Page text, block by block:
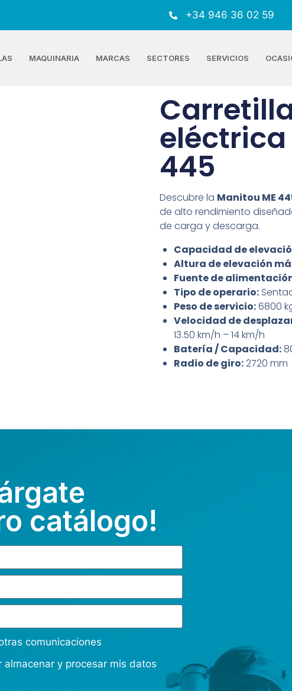
+34 946 36 02 59
MAQUINARIA MARCAS SECTORES SERVICIOS
eléctrica
445
Descubre la Manitou ME
de alto rendimiento
de carga y descarga.
Capacidad de
Altura de elevación
Fuente de
Tipo de operario:
Peso de servicio:6800
Velocidad de
13.50 km/h – 14 km/h
Batería / Capacidad:
Radio de giro:2720 mm
catálogo!
comunicaciones
almacenar y procesar mis datos